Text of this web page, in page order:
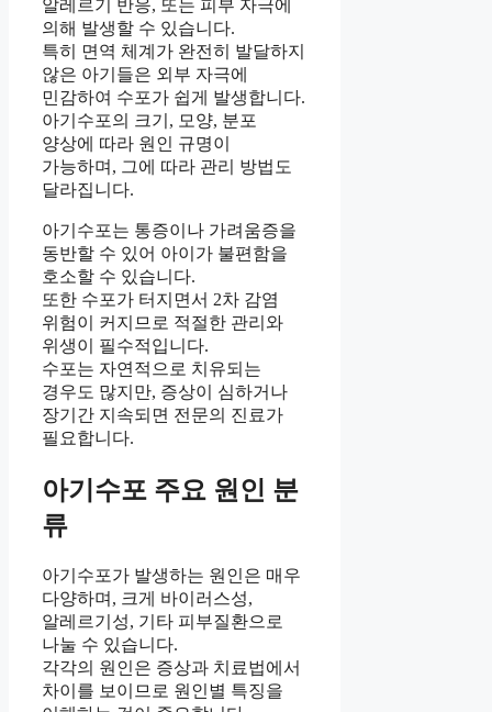
알레르기 반응, 또는 피부 자극에
의해 발생할 수 있습니다.
특히 면역 체계가 완전히 발달하지
않은 아기들은 외부 자극에
민감하여 수포가 쉽게 발생합니다.
아기수포의 크기, 모양, 분포
양상에 따라 원인 규명이
가능하며, 그에 따라 관리 방법도
달라집니다.
아기수포는 통증이나 가려움증을
동반할 수 있어 아이가 불편함을
호소할 수 있습니다.
또한 수포가 터지면서 2차 감염
위험이 커지므로 적절한 관리와
위생이 필수적입니다.
수포는 자연적으로 치유되는
경우도 많지만, 증상이 심하거나
장기간 지속되면 전문의 진료가
필요합니다.
아기수포 주요 원인 분
류
아기수포가 발생하는 원인은 매우
다양하며, 크게 바이러스성,
알레르기성, 기타 피부질환으로
나눌 수 있습니다.
각각의 원인은 증상과 치료법에서
차이를 보이므로 원인별 특징을